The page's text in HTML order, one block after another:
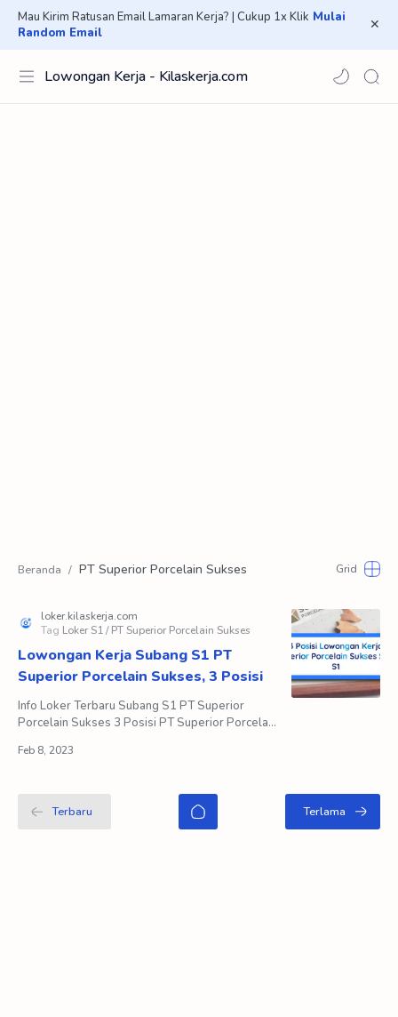
Mau Kirim Ratusan Email Lamaran Kerja? | Cukup 1x Klik Mulai
Random Email
Lowongan Kerja - Kilaskerja.com
PT Superior Porcelain Sukses
Lowongan Kerja Subang S1 PT
Superior Porcelain Sukses, 3 Posisi
Info Loker Terbaru Subang S1 PT Superior
Porcelain Sukses 3 Posisi PT Superior Porcelain
bidang manufaktur…